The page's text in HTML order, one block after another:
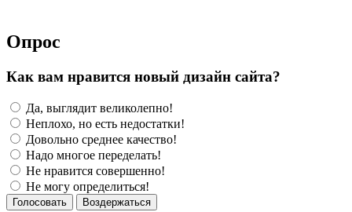
Опрос
Как вам нравится новый дизайн сайта?
Да, выглядит великолепно!
Неплохо, но есть недостатки!
Довольно среднее качество!
Надо многое переделать!
Не нравится совершенно!
Не могу определиться!
Голосовать Воздержаться